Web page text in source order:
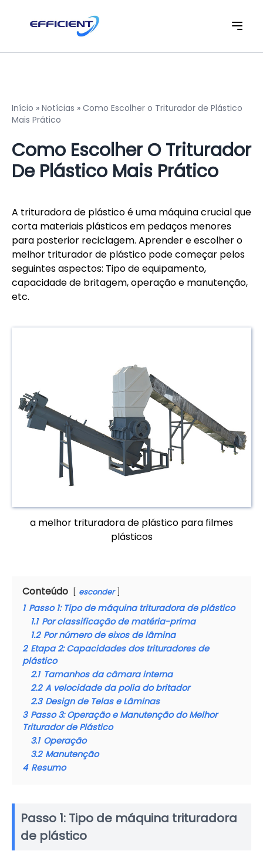
Início » Notícias » Como Escolher o Triturador de Plástico
Mais Prático
Como Escolher O Triturador
De Plástico Mais Prático
A trituradora de plástico é uma máquina crucial que
corta materiais plásticos em pedaços menores
para posterior reciclagem. Aprender e escolher o
melhor triturador de plástico pode começar pelos
seguintes aspectos: Tipo de equipamento,
capacidade de britagem, operação e manutenção,
etc.
a melhor trituradora de plástico para filmes
plásticos
Conteúdo esconder
1 Passo 1: Tipo de máquina trituradora de plástico
1.1 Por classificação de matéria-prima
1.2 Por número de eixos de lâmina
2 Etapa 2: Capacidades dos trituradores de
plástico
2.1 Tamanhos da câmara interna
2.2 A velocidade da polia do britador
2.3 Design de Telas e Lâminas
3 Passo 3: Operação e Manutenção do Melhor
Triturador de Plástico
3.1 Operação
3.2 Manutenção
4 Resumo
Passo 1: Tipo de máquina trituradora
de plástico